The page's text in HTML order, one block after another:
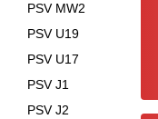
PSV MW2
PSV U19
PSV U17
PSV J1
PSV J2